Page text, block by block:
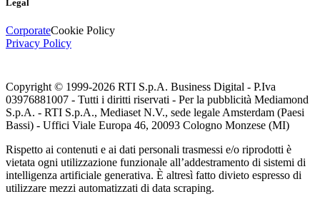
Legal
CorporateCookie Policy
Privacy Policy
Copyright © 1999-2026 RTI S.p.A. Business Digital - P.Iva
03976881007 - Tutti i diritti riservati - Per la pubblicità Mediamond
S.p.A. - RTI S.p.A., Mediaset N.V., sede legale Amsterdam (Paesi
Bassi) - Uffici Viale Europa 46, 20093 Cologno Monzese (MI)
Rispetto ai contenuti e ai dati personali trasmessi e/o riprodotti è
vietata ogni utilizzazione funzionale all’addestramento di sistemi di
intelligenza artificiale generativa. È altresì fatto divieto espresso di
utilizzare mezzi automatizzati di data scraping.